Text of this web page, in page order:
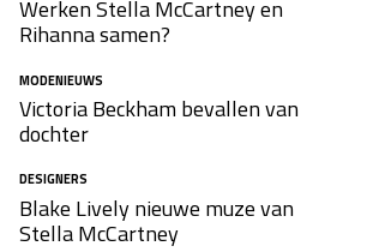
Werken Stella McCartney en
Rihanna samen?
MODENIEUWS
Victoria Beckham bevallen van
dochter
DESIGNERS
Blake Lively nieuwe muze van
Stella McCartney